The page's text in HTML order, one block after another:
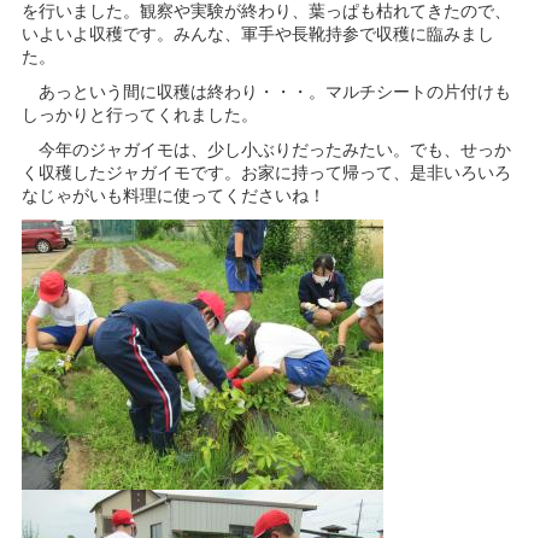
を行いました。観察や実験が終わり、葉っぱも枯れてきたので、
いよいよ収穫です。みんな、軍手や長靴持参で収穫に臨みまし
た。
あっという間に収穫は終わり・・・。マルチシートの片付けも
しっかりと行ってくれました。
今年のジャガイモは、少し小ぶりだったみたい。でも、せっか
く収穫したジャガイモです。お家に持って帰って、是非いろいろ
なじゃがいも料理に使ってくださいね！